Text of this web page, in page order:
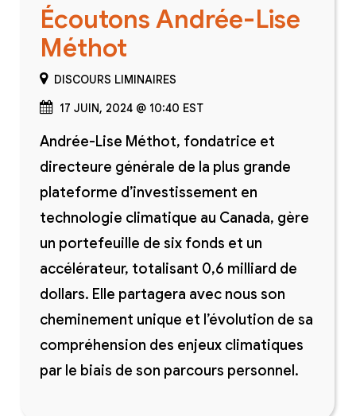
Écoutons Andrée-Lise
Méthot
DISCOURS LIMINAIRES
17 JUIN, 2024 @ 10:40 EST
Andrée-Lise Méthot, fondatrice et
directeure générale de la plus grande
plateforme d’investissement en
technologie climatique au Canada, gère
un portefeuille de six fonds et un
accélérateur, totalisant 0,6 milliard de
dollars. Elle partagera avec nous son
cheminement unique et l’évolution de sa
compréhension des enjeux climatiques
par le biais de son parcours personnel.